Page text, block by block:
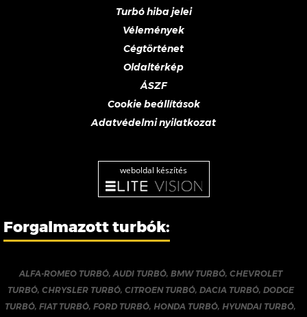
Turbó hiba jelei
Vélemények
Cégtörténet
Oldaltérkép
ÁSZF
Cookie beállítások
Adatvédelmi nyilatkozat
weboldal készítés
Forgalmazott turbók:
ALFA-ROMEO TURBÓ,AUDI TURBÓ, BMW TURBÓ, CHEVROLET
TURBÓ, CHRYSLER TURBÓ, CITROEN TURBÓ, DACIA TURBÓ, DODGE
TURBÓ,FIAT TURBÓ,FORD TURBÓ, HONDA TURBÓ, HYUNDAI TURBÓ,